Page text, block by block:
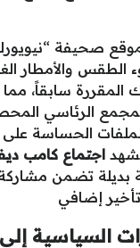
صحيفة
الطقس والأمطار
سابقاً، مما
الرئاسي
الحساسة
اجتماع كامب
بديلة تضمن
إضافي
السياسية